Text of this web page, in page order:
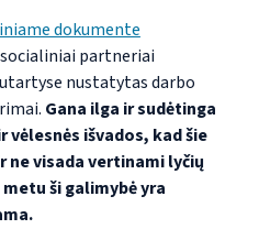
dokumente
partneriai
nustatytas darbo
Gana ilga ir sudėtinga
vėlesnės išvados, kad šie
ne visada vertinami lyčių
ši galimybė yra